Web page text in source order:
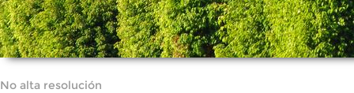
No alta resolución